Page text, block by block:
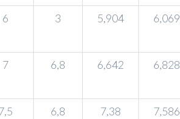
6 3 5,904 6,069
7 6,8 6,642 6,828
6,8 7,38 7,586